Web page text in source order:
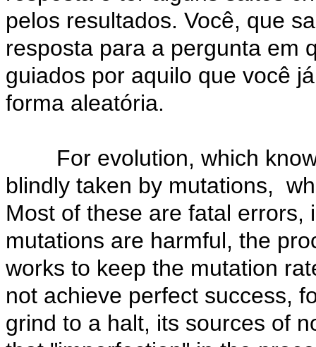
pelos resultados. Você, que
resposta para a pergunta em
guiados por aquilo que você
forma aleatória.
For evolution, which
blindly taken by mutations,
Most of these are fatal errors,
mutations are harmful, the
works to keep the mutation
not achieve perfect success,
grind to a halt, its sources of